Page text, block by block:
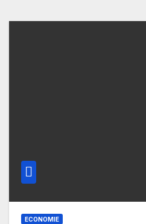
ECONOMIE